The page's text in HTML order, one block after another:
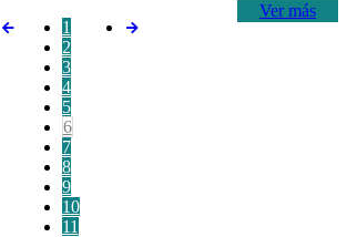
Ver más
1
2
3
4
5
6
7
8
9
10
11